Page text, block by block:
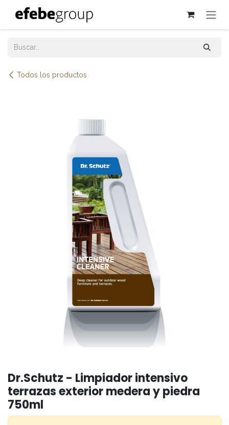
Ir al contenido
Todos los productos
Dr.Schutz - Limpiador intensivo
terrazas exterior medera y piedra
750ml